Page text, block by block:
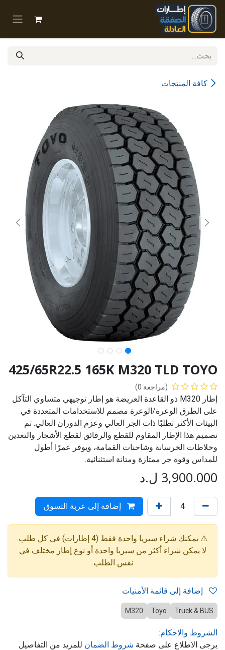
تخطي للذهاب إلى المحتوى
كافة المنتجات
425/65R22.5 165K M320 TLD TOYO
(مراجعة 0)
إطار M320 ذو القاعدة العريضة هو إطار توجيهي متساوي التآكل
على الطرق الوعرة/الوعرة مصمم للاستخدامات المتعددة في
البيئات الأكثر تطلبًا ذات الجر العالي وعزم الدوران العالي. تم
تصميم هذا الإطار المقاوم للقطع والرقائق لقطع الأشجار والتعدين
وخلاطات الخرسانة وشاحنات القمامة، ويوفر عمرًا أطول
للمداس وقوة جر ممتازة ومتانة استثنائية.
3,900.000 ل.د
إضافة إلى عربة التسوق
⚠️ يمكنك شراء سيريا واحدة فقط (4 إطارات) في كل طلب.
لا يمكن شراء أكثر من سيريا واحدة أو نوع إطار مختلف في
نفس الطلب.
Truck & BUS
Toyo
M320
الشروط والاحكام:
يرجى الاطلاع على صفحة شروط الضمان للمزيد من التفاصيل